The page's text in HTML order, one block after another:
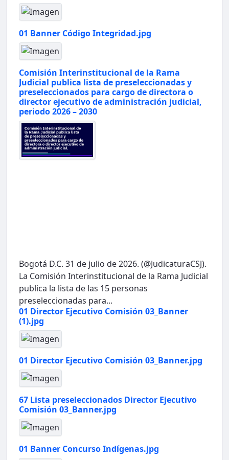
01 Banner Código Integridad.jpg
Comisión Interinstitucional de la Rama
Judicial publica lista de preseleccionadas y
preseleccionados para cargo de directora o
director ejecutivo de administración judicial,
periodo 2026 – 2030
Bogotá D.C. 31 de julio de 2026. (@JudicaturaCSJ).
La Comisión Interinstitucional de la Rama Judicial
publica la lista de las 15 personas
preseleccionadas para...
01 Director Ejecutivo Comisión 03_Banner
(1).jpg
01 Director Ejecutivo Comisión 03_Banner.jpg
67 Lista preseleccionados Director Ejecutivo
Comisión 03_Banner.jpg
01 Banner Concurso Indígenas.jpg